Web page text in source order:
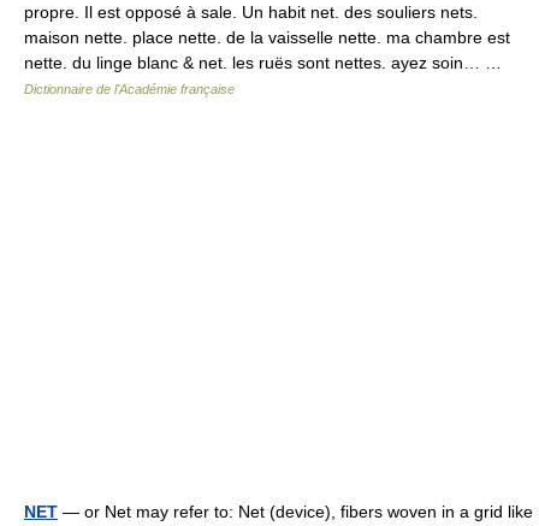
propre. Il est opposé à sale. Un habit net. des souliers nets.
maison nette. place nette. de la vaisselle nette. ma chambre est
nette. du linge blanc & net. les ruës sont nettes. ayez soin… …
Dictionnaire de l'Académie française
NET — or Net may refer to: Net (device), fibers woven in a grid like